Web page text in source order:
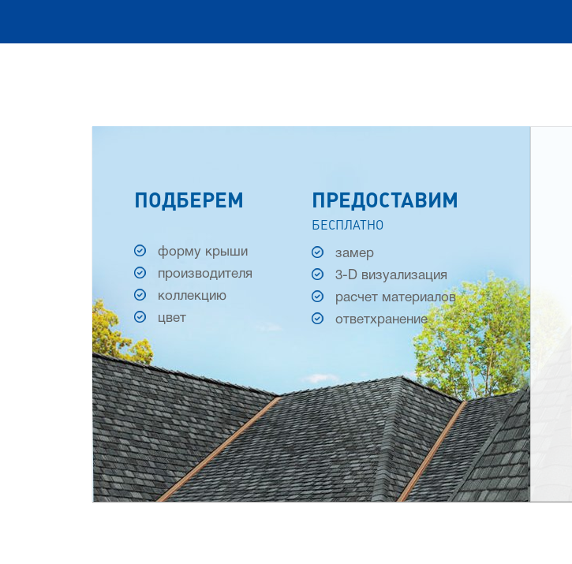
ПОДБЕРЕМ
форму крыши
производителя
коллекцию
цвет
ПРЕДОСТАВИМ
БЕСПЛАТНО
замер
3-D визуализация
расчет материалов
ответхранение